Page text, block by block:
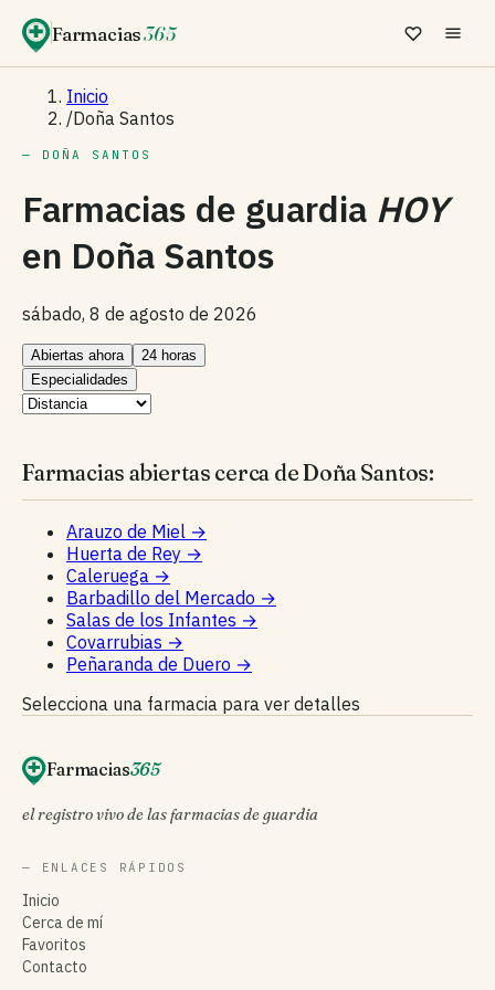
Farmacias365
Inicio
/Doña Santos
— DOÑA SANTOS
Farmacias de guardia HOY
en Doña Santos
sábado, 8 de agosto de 2026
Abiertas ahora
24 horas
Especialidades
Farmacias abiertas cerca de Doña Santos:
Arauzo de Miel →
Huerta de Rey →
Caleruega →
Barbadillo del Mercado →
Salas de los Infantes →
Covarrubias →
Peñaranda de Duero →
Selecciona una farmacia para ver detalles
Farmacias365
el registro vivo de las farmacias de guardia
— ENLACES RÁPIDOS
Inicio
Cerca de mí
Favoritos
Contacto